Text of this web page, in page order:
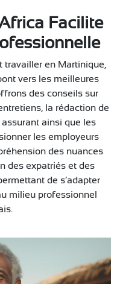
Facilite
travailler en Martinique,
vers les meilleures
des conseils sur
la rédaction de
ainsi que les
les employeurs
des nuances
des expatriés et des
de s’adapter
milieu professionnel